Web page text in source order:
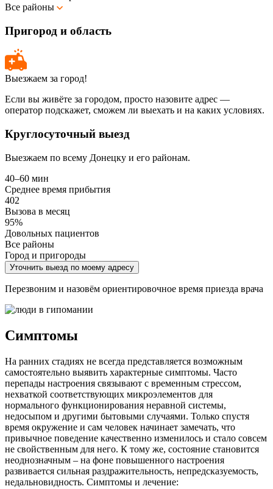
Все районы
Пригород и область
Выезжаем за город!
Если вы живёте за городом, просто назовите адрес —
оператор подскажет, сможем ли выехать и на каких условиях.
Круглосуточный выезд
Выезжаем по всему Донецку и его районам.
40–60 мин
Среднее время прибытия
402
Вызова в месяц
95%
Довольных пациентов
Все районы
Город и пригороды
Уточнить выезд по моему адресу
Перезвоним и назовём ориентировочное время приезда врача
Симптомы
На ранних стадиях не всегда представляется возможным
самостоятельно выявить характерные симптомы. Часто
перепады настроения связывают с временным стрессом,
нехваткой соответствующих микроэлементов для
нормального функционирования неравной системы,
недосыпом и другими бытовыми случаями. Только спустя
время окружение и сам человек начинает замечать, что
привычное поведение качественно изменилось и стало совсем
не свойственным для него. К тому же, состояние становится
неоднозначным – на фоне повышенного настроения
развивается сильная раздражительность, непредсказуемость,
недальновидность. Симптомы и лечение: